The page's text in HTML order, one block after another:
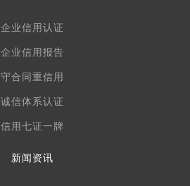
企业信用认证
企业信用报告
守合同重信用
诚信体系认证